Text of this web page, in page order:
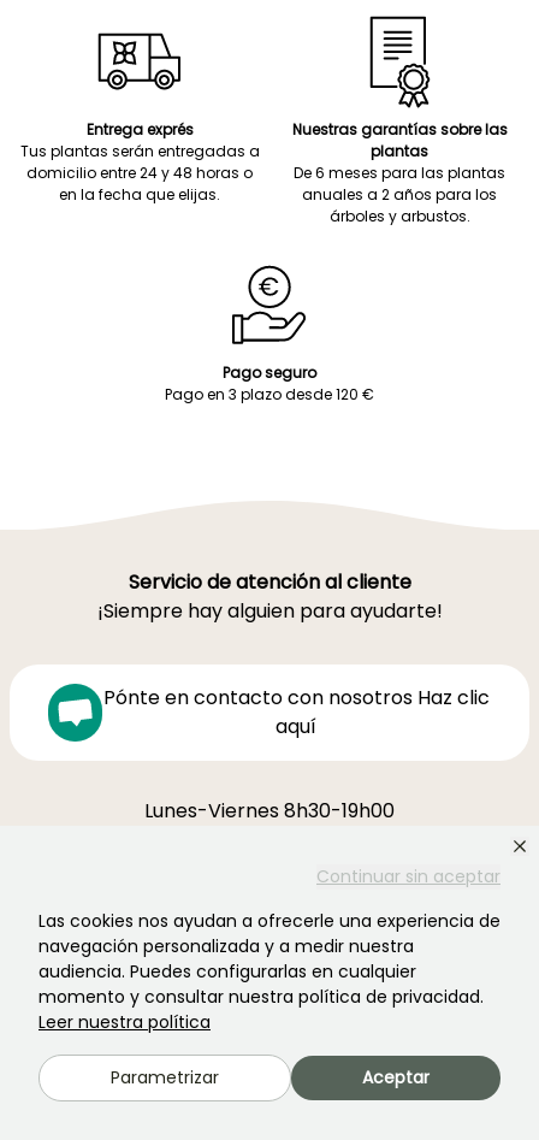
Continuar sin aceptar
Las cookies nos ayudan a ofrecerle una experiencia de
navegación personalizada y a medir nuestra
audiencia. Puedes configurarlas en cualquier
momento y consultar nuestra política de privacidad.
Leer nuestra política
Parametrizar Aceptar
Entrega exprés
Tus plantas serán entregadas a
domicilio entre 24 y 48 horas o
en la fecha que elijas.
Nuestras garantías sobre las
plantas
De 6 meses para las plantas
anuales a 2 años para los
árboles y arbustos.
Pago seguro
Pago en 3 plazo desde 120 €
Servicio de atención al cliente
¡Siempre hay alguien para ayudarte!
Pónte en contacto con nosotros Haz clic
aquí
Lunes-Viernes 8h30-19h00
Ferme de la Cœuillerie
1012 rue Roger Lecerf
59840 Premesques
Francia
Contacta con nosotros →
MÁS DE 3700 OPINIONES CERTIFICADAS:
TU EXPERIENCIA CUENTA